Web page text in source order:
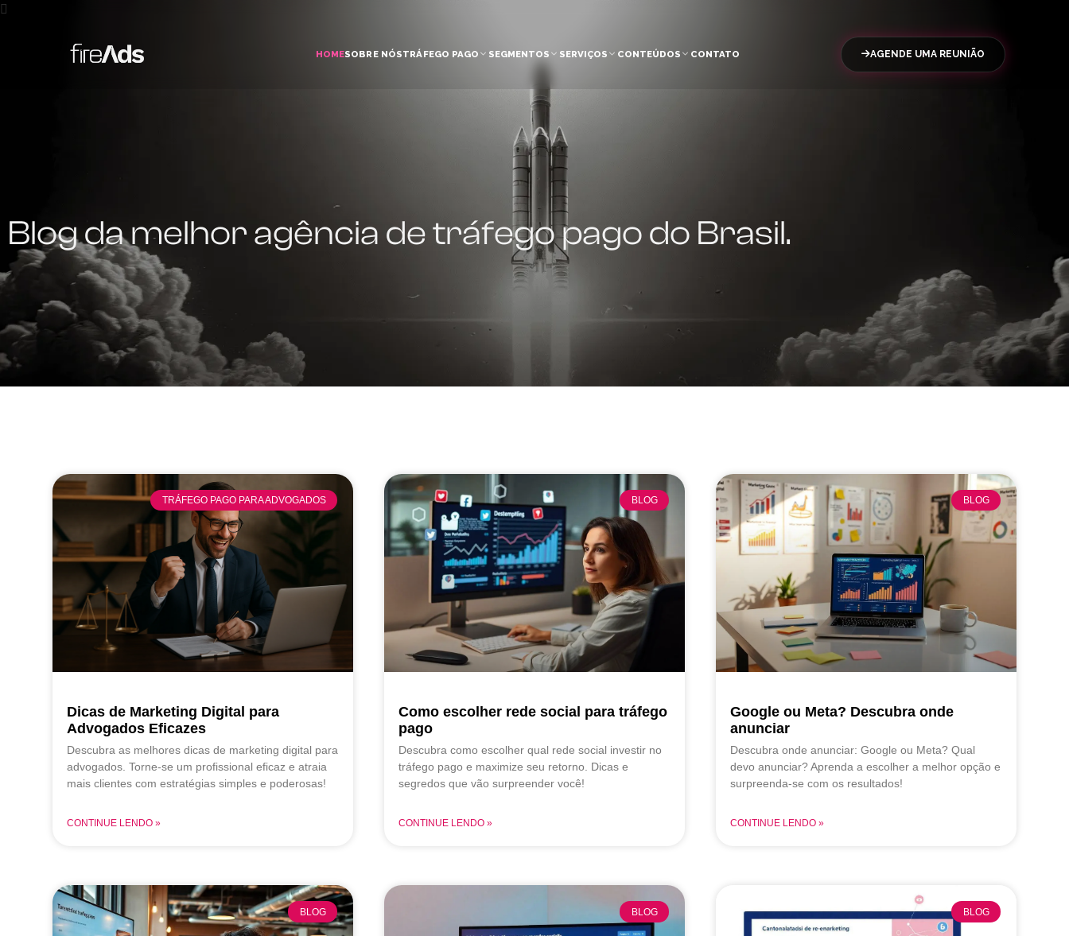
HOMESOBRE NÓSTRÁFEGO PAGO SEGMENTOS SERVIÇOS CONTEÚDOS CONTATO AGENDE UMA REUNIÃO
Blog da melhor agência de tráfego pago do Brasil.
TRÁFEGO PAGO PARA ADVOGADOS
Dicas de Marketing Digital para
Advogados Eficazes
Descubra as melhores dicas de marketing digital para
advogados. Torne-se um profissional eficaz e atraia
mais clientes com estratégias simples e poderosas!
CONTINUE LENDO »
BLOG
Como escolher rede social para tráfego
pago
Descubra como escolher qual rede social investir no
tráfego pago e maximize seu retorno. Dicas e
segredos que vão surpreender você!
CONTINUE LENDO »
BLOG
Google ou Meta? Descubra onde
anunciar
Descubra onde anunciar: Google ou Meta? Qual
devo anunciar? Aprenda a escolher a melhor opção e
surpreenda-se com os resultados!
CONTINUE LENDO »
BLOG BLOG BLOG